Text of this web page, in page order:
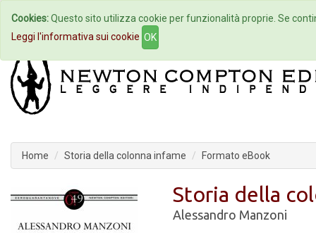
Home Autori Eventi
Home Storia della colonna infame Formato eBook
Storia della
Alessandro Manzoni
Cookies:Questo sito utilizza cookie per funzionalità proprie. Se
Leggi l'informativa sui cookie OK